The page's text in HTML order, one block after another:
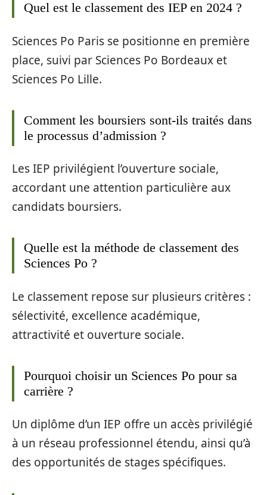
Quel est le classement des IEP en 2024 ?
Sciences Po Paris se positionne en première
place, suivi par Sciences Po Bordeaux et
Sciences Po Lille.
Comment les boursiers sont-ils traités dans
le processus d’admission ?
Les IEP privilégient l’ouverture sociale,
accordant une attention particulière aux
candidats boursiers.
Quelle est la méthode de classement des
Sciences Po ?
Le classement repose sur plusieurs critères :
sélectivité, excellence académique,
attractivité et ouverture sociale.
Pourquoi choisir un Sciences Po pour sa
carrière ?
Un diplôme d’un IEP offre un accès privilégié
à un réseau professionnel étendu, ainsi qu’à
des opportunités de stages spécifiques.